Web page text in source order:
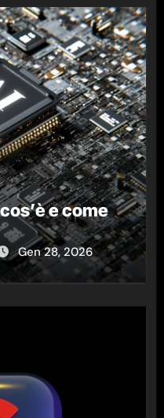
e come
Gen 28, 2026